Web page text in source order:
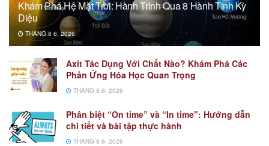
Khám Phá Hệ Mặt Trời: Hành Trình Qua 8 Hành Tinh Kỳ
Diệu
THÁNG 8 6, 2026
Axit Tác Dụng Với Chất Nào? Khám Phá Các
Phản Ứng Hóa Học Quan Trọng
THÁNG 8 6, 2026
Phân biệt “On time” và “In time”: Hướng dẫn
chi tiết và bài tập thực hành
THÁNG 8 6, 2026